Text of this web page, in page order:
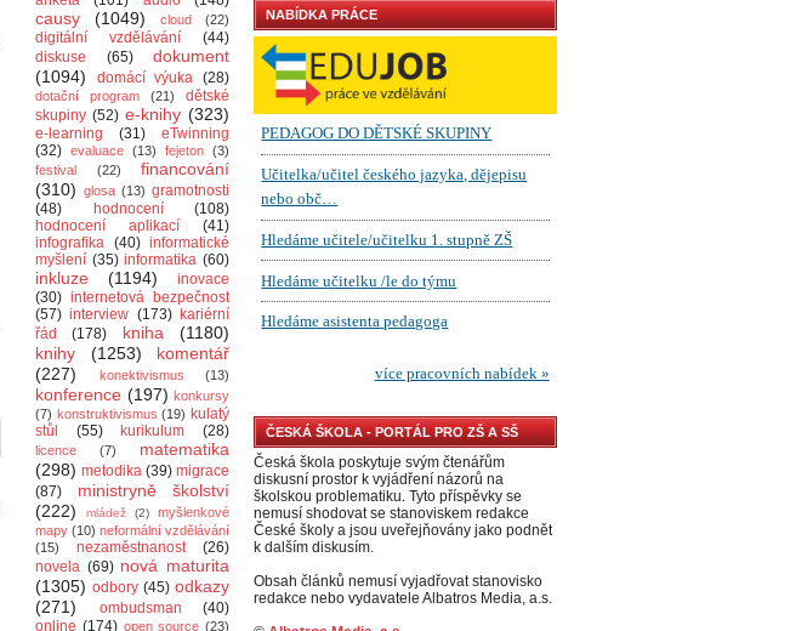
causy (1049) cloud (22)
digitální vzdělávání
(44)
diskuse
(65)
dokument
(1094)
domácí výuka (28)
dotační program (21)
dětské
skupiny (52) e-knihy (323)
e-learning (31)
eTwinning
(32) evaluace (13) fejeton (3)
festival
(22)
financování
(310) glosa (13) gramotnosti
(48)
hodnocení
(108)
hodnocení aplikací
(41)
infografika (40) informatické
myšlení (35) informatika (60)
inkluze (1194)
inovace
(30) internetová bezpečnost
(57) interview (173) kariérní
řád
(178) kniha
(1180)
knihy
(1253)
komentář
(227)
konektivismus (13)
konference (197) konkursy
(7) konstruktivismus (19) kulatý
stůl
(55) kurikulum (28)
licence (7)
matematika
(298) metodika (39) migrace
(87)
ministryně školství
(222)
mládež (2)
myšlenkové
mapy (10) neformální vzdělávání
(15)
nezaměstnanost
(26)
novela (69) nová maturita
(1305) odbory (45) odkazy
(271)
ombudsman
(40)
online (174) open source (23)
NABÍDKA PRÁCE
ČESKÁ ŠKOLA - PORTÁL PRO ZŠ A SŠ
Česká škola poskytuje svým čtenářům
diskusní prostor k vyjádření názorů na
školskou problematiku. Tyto příspěvky se
nemusí shodovat se stanoviskem redakce
České školy a jsou uveřejňovány jako podnět
k dalším diskusím.
Obsah článků nemusí vyjadřovat stanovisko
redakce nebo vydavatele Albatros Media, a.s.